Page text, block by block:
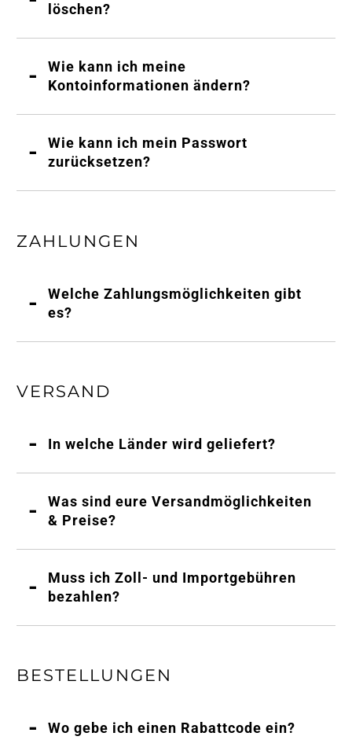
löschen?
Wie kann ich meine
Kontoinformationen ändern?
Wie kann ich mein Passwort
zurücksetzen?
ZAHLUNGEN
Welche Zahlungsmöglichkeiten gibt
es?
VERSAND
In welche Länder wird geliefert?
Was sind eure Versandmöglichkeiten
& Preise?
Muss ich Zoll- und Importgebühren
bezahlen?
BESTELLUNGEN
Wo gebe ich einen Rabattcode ein?